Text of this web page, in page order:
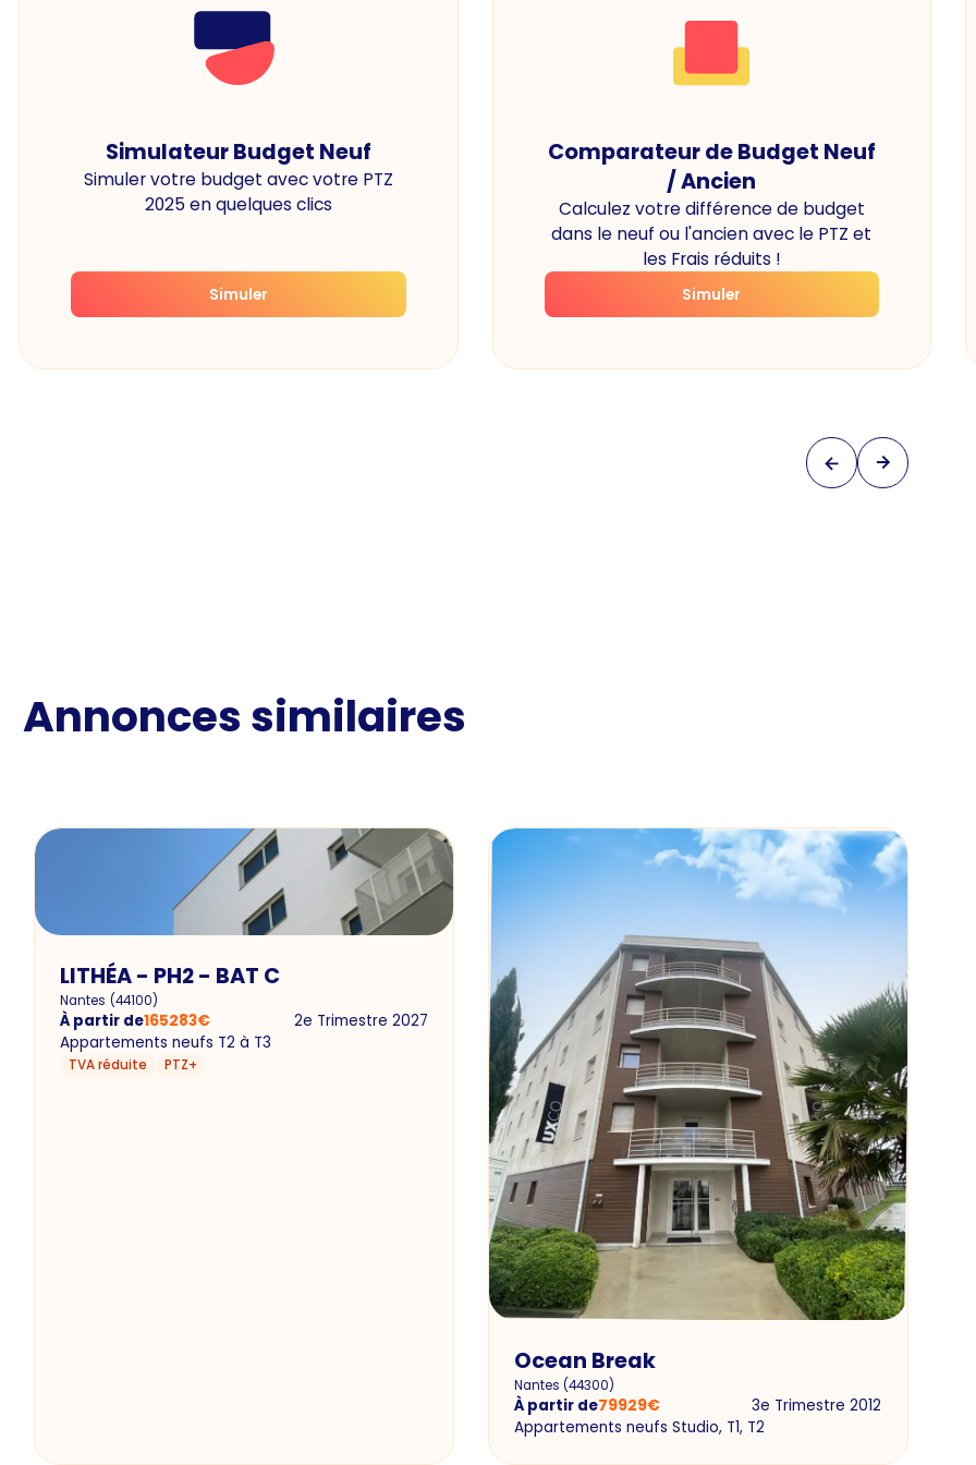
Simulateur Budget Neuf
Simuler votre budget avec votre PTZ
2025 en quelques clics
Simuler
Comparateur de Budget Neuf
/ Ancien
Calculez votre différence de budget
dans le neuf ou l'ancien avec le PTZ et
les Frais réduits !
Simuler
Annonces similaires
LITHÉA - PH2 - BAT C
Nantes (44100)
À partir de165283€
2e Trimestre 2027
Appartements neufs T2 à T3
TVA réduite PTZ+
Ocean Break
Nantes (44300)
À partir de79929€
3e Trimestre 2012
Appartements neufs Studio, T1, T2